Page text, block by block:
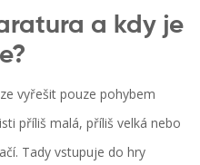
a kdy je
vyřešit pouze pohybem
příliš malá, příliš velká nebo
Tady vstupuje do hry